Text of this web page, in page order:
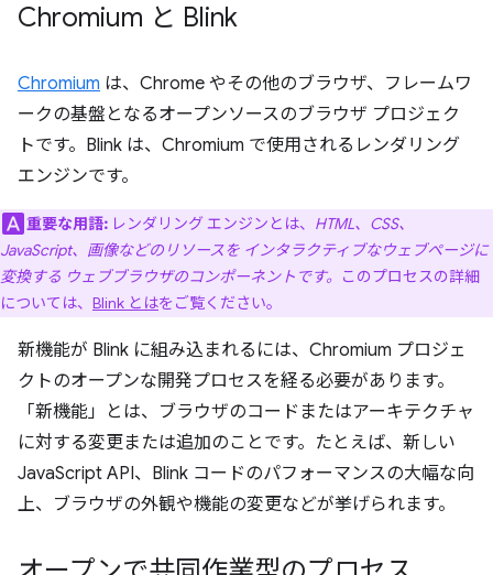
Chromium と Blink
Chromium は、Chrome やその他のブラウザ、フレームワ
ークの基盤となるオープンソースのブラウザ プロジェク
トです。Blink は、Chromium で使用されるレンダリング
エンジンです。
重要な用語: レンダリング エンジンとは、 HTML、CSS、
JavaScript、画像などのリソースを インタラクティブなウェブページに
変換する ウェブブラウザのコンポーネントです。 このプロセスの詳細
については、 Blink とはをご覧ください。
新機能が Blink に組み込まれるには、Chromium プロジェ
クトのオープンな開発プロセスを経る必要があります。
「新機能」とは、ブラウザのコードまたはアーキテクチャ
に対する変更または追加のことです。たとえば、新しい
JavaScript API、Blink コードのパフォーマンスの大幅な向
上、ブラウザの外観や機能の変更などが挙げられます。